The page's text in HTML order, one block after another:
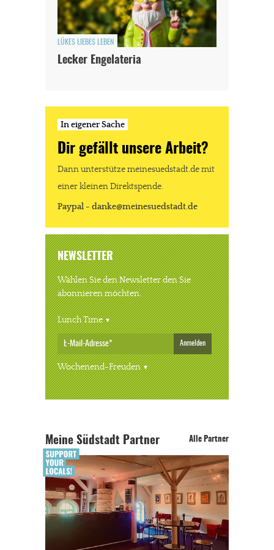
LÜKES LIEBES LEBEN
Lecker Engelateria
In eigener Sache
Dir gefällt unsere Arbeit?
Dann unterstütze meinesuedstadt.de mit
einer kleinen Direktspende.
Paypal - danke@meinesuedstadt.de
NEWSLETTER
Wählen Sie den Newsletter den Sie
abonnieren möchten.
Lunch Time
Anmelden
Wochenend-Freuden
Meine Südstadt Partner Alle Partner